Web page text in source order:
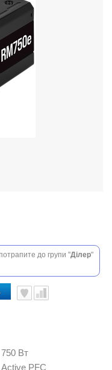
до групи "Ділер"
750 Вт
Active PFC